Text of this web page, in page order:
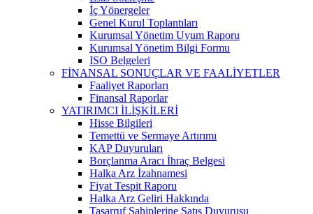
İç Yönergeler
Genel Kurul Toplantıları
Kurumsal Yönetim Uyum Raporu
Kurumsal Yönetim Bilgi Formu
ISO Belgeleri
FİNANSAL SONUÇLAR VE FAALİYETLER
Faaliyet Raporları
Finansal Raporlar
YATIRIMCI İLİŞKİLERİ
Hisse Bilgileri
Temettü ve Sermaye Artırımı
KAP Duyuruları
Borçlanma Aracı İhraç Belgesi
Halka Arz İzahnamesi
Fiyat Tespit Raporu
Halka Arz Geliri Hakkında
Tasarruf Sahiplerine Satış Duyurusu